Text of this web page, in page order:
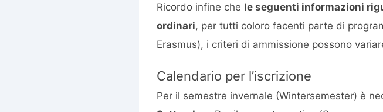
Ricordo infine che le seguenti informazioni
ordinari, per tutti coloro facenti parte di
Erasmus), i criteri di ammissione possono
Calendario per l’iscrizione
Per il semestre invernale (Wintersemester) è